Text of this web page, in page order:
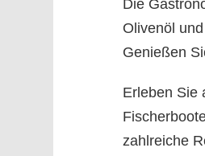
Die
Olivenöl
Genießen
Erleben Sie
zahlreiche